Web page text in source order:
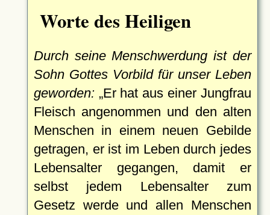
Worte des Heiligen
Durch seine Menschwerdung ist der
Sohn Gottes Vorbild für unser Leben
geworden: Er hat aus einer Jungfrau
Fleisch angenommen und den alten
Menschen in einem neuen Gebilde
getragen, er ist im Leben durch jedes
Lebensalter gegangen, damit er
selbst jedem Lebensalter zum
Gesetz werde und allen Menschen